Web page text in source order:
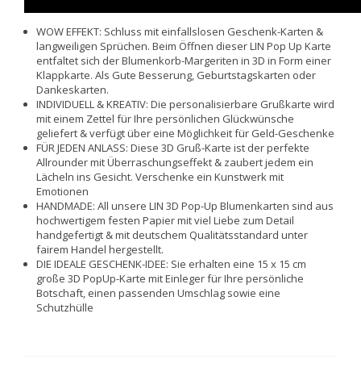
WOW EFFEKT: Schluss mit einfallslosen Geschenk-Karten &
langweiligen Sprüchen. Beim Öffnen dieser LIN Pop Up Karte
entfaltet sich der Blumenkorb-Margeriten in 3D in Form einer
Klappkarte. Als Gute Besserung, Geburtstagskarten oder
Dankeskarten.
INDIVIDUELL & KREATIV: Die personalisierbare Grußkarte wird
mit einem Zettel für Ihre persönlichen Glückwünsche
geliefert & verfügt über eine Möglichkeit für Geld-Geschenke
FÜR JEDEN ANLASS: Diese 3D Gruß-Karte ist der perfekte
Allrounder mit Überraschungseffekt & zaubert jedem ein
Lächeln ins Gesicht. Verschenke ein Kunstwerk mit
Emotionen
HANDMADE: All unsere LIN 3D Pop-Up Blumenkarten sind aus
hochwertigem festen Papier mit viel Liebe zum Detail
handgefertigt & mit deutschem Qualitätsstandard unter
fairem Handel hergestellt.
DIE IDEALE GESCHENK-IDEE: Sie erhalten eine 15 x 15 cm
große 3D PopUp-Karte mit Einleger für Ihre persönliche
Botschaft, einen passenden Umschlag sowie eine
Schutzhülle